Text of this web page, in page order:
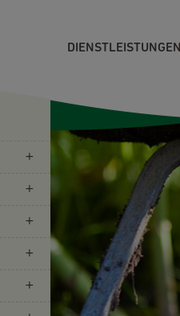
DIENSTLEISTUNGEN